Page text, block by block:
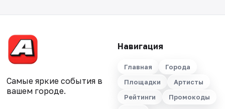
Самые яркие события в
вашем городе.
Навигация
Главная
Города
Площадки
Артисты
Рейтинги
Промокоды